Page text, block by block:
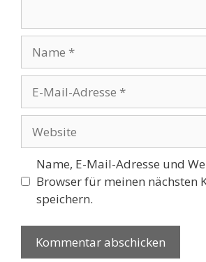
Mail-
Adresse
Name, E-Mail-Adresse und
Browser für meinen nächsten
speichern.